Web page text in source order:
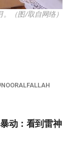
（图/取自网络）
NOORALFALLAH
动：看到雷神